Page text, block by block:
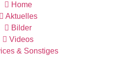
Home
Aktuelles
Bilder
Videos
& Sonstiges